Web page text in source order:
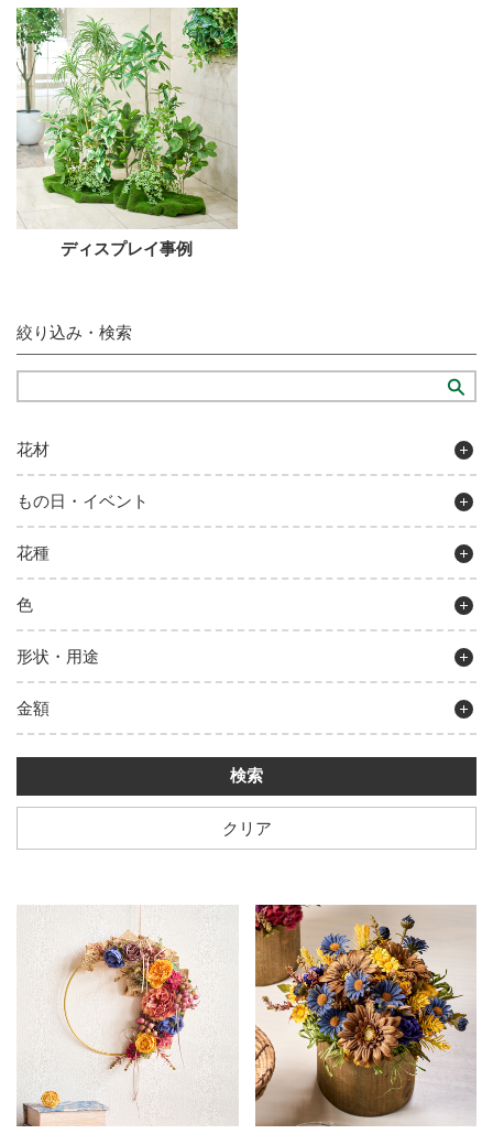
ディスプレイ事例
絞り込み・検索
花材
もの日・イベント
花種
色
形状・用途
金額
クリア